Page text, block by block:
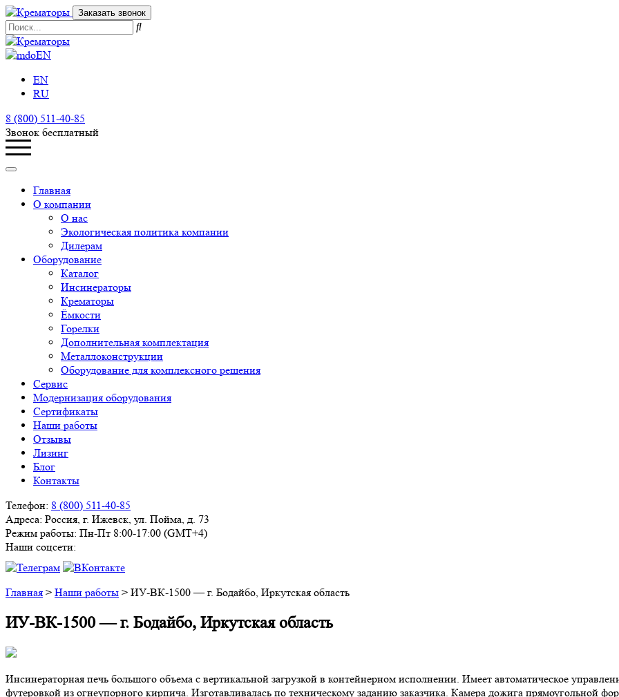
Заказать звонок
EN
EN
RU
8 (800) 511-40-85
Звонок бесплатный
Главная
О компании
О нас
Экологическая политика компании
Дилерам
Оборудование
Каталог
Инсинераторы
Крематоры
Ёмкости
Горелки
Дополнительная комплектация
Металлоконструкции
Оборудование для комплексного решения
Сервис
Модернизация оборудования
Сертификаты
Наши работы
Отзывы
Лизинг
Блог
Контакты
Телефон: 8 (800) 511-40-85
Адреса: Россия, г. Ижевск, ул. Пойма, д. 73
Режим работы: Пн-Пт 8:00-17:00 (GMT+4)
Наши соцсети:
Главная > Наши работы > ИУ-ВК-1500 — г. Бодайбо, Иркутская область
ИУ-ВК-1500 — г. Бодайбо, Иркутская область
Инсинераторная печь большого объема с вертикальной загрузкой в контейнерном исполнении. Имеет автоматическое
футеровкой из огнеупорного кирпича. Изготавливалась по техническому заданию заказчика. Камера дожига прямоугольной